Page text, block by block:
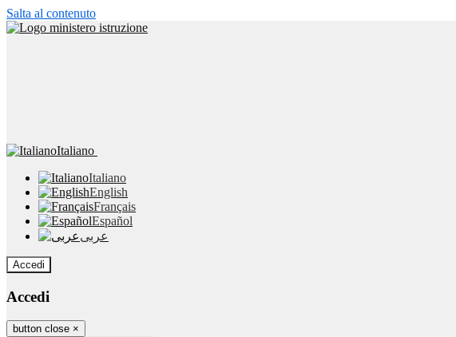
Salta al contenuto
Italiano
Italiano
English
Français
Español
عربى
Accedi
Accedi
button close ×